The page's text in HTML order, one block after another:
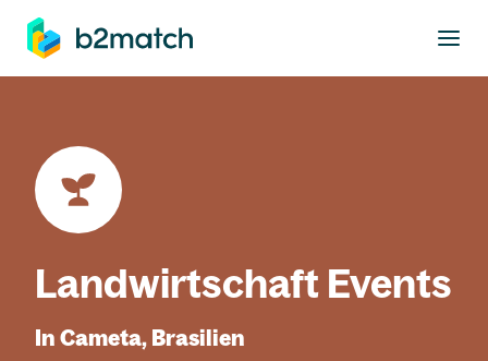
springen
Landwirtschaft Events
In Cameta, Brasilien